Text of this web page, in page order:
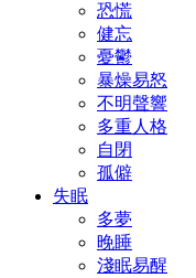
恐慌
健忘
憂鬱
暴燥易怒
不明聲響
多重人格
自閉
孤僻
失眠
多夢
晚睡
淺眠易醒